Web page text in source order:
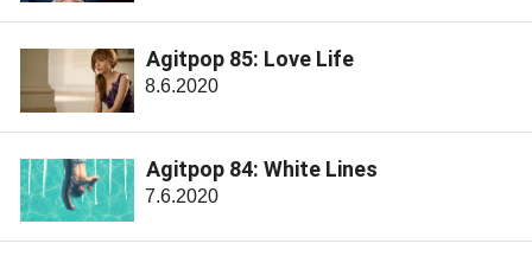
Agitpop 85: Love Life
8.6.2020
Agitpop 84: White Lines
7.6.2020